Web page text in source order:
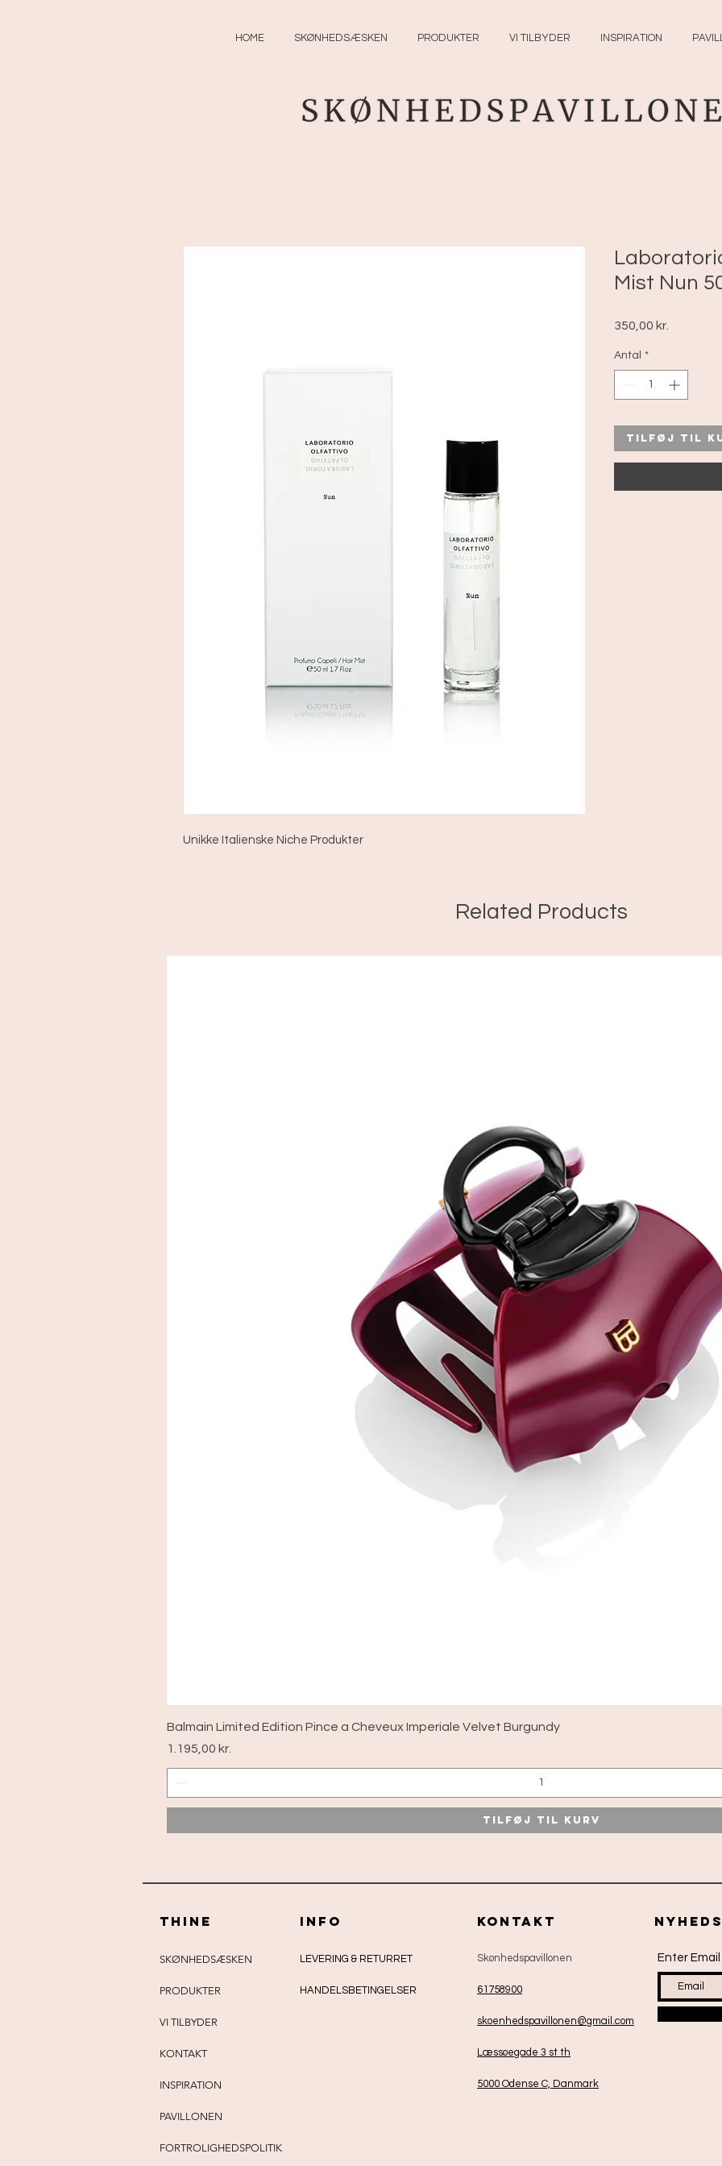
HOME SKØNHEDSÆSKEN PRODUKTER VI TILBYDER INSPIRATION
Unikke Italienske Niche Produkter
Mist Nun
350,00 kr.
Antal *
Tilføj til
Related Products
Hurtigvisning
Balmain Limited Edition Pince a Cheveux Imperiale Velvet Burgundy
Pris
1.195,00 kr.
Tilføj til kurv
THINE
SKØNHEDSÆSKEN
PRODUKTER
VI TILBYDER
KONTAKT
INSPIRATION
PAVILLONEN
FORTROLIGHEDSPOLITIK
info
LEVERING & RETURRET
HANDELSBETINGELSER
kontakt
Skønhedspavillonen
61758900
skoenhedspavillonen@gmail.com
Læssøegade 3 st th
5000 Odense C, Danmark
Enter Email